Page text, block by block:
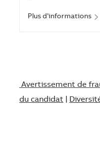
Plus d’informations
Avertissement de
du candidat